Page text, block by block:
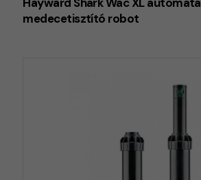
medecetisztító robot